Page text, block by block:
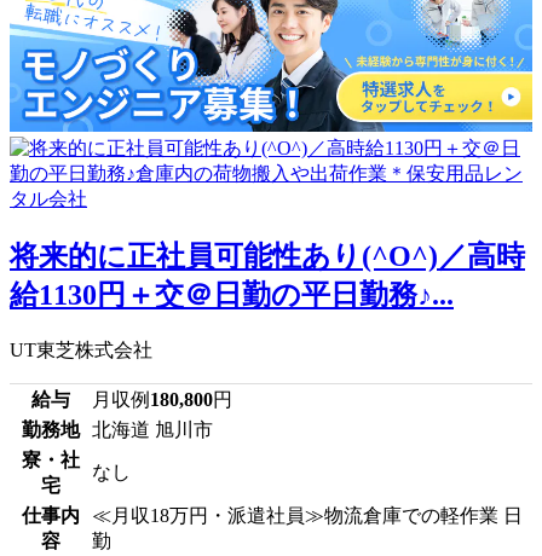
将来的に正社員可能性あり(^O^)／高時
給1130円＋交＠日勤の平日勤務♪...
UT東芝株式会社
給与 月収例 180,800円
勤務地
北海道 旭川市
寮・社
宅
なし
仕事内
容
≪月収18万円・派遣社員≫物流倉庫での軽作業 日
勤